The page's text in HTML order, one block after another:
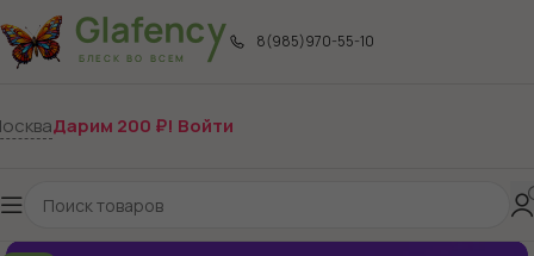
8(985)970-55-10
Дарим 200 ₽! Войти